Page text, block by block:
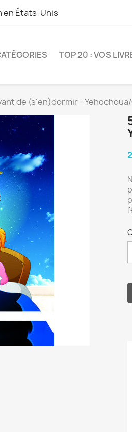
en États-Unis
TOP 20 : VOS
de (s'en)dormir -